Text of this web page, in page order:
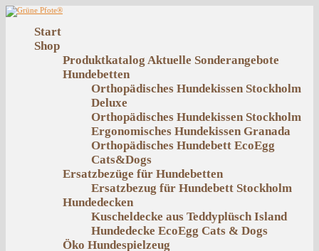
Start
Shop
Produktkatalog Aktuelle Sonderangebote
Hundebetten
Orthopädisches Hundekissen Stockholm
Deluxe
Orthopädisches Hundekissen Stockholm
Ergonomisches Hundekissen Granada
Orthopädisches Hundebett EcoEgg
Cats&Dogs
Ersatzbezüge für Hundebetten
Ersatzbezug für Hundebett Stockholm
Hundedecken
Kuscheldecke aus Teddyplüsch Island
Hundedecke EcoEgg Cats & Dogs
Öko Hundespielzeug